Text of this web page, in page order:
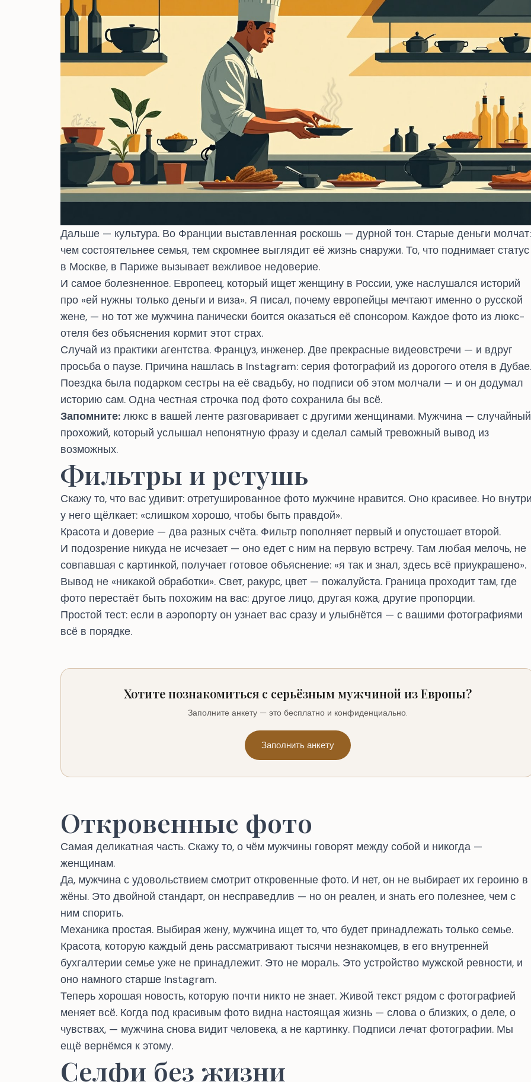
Дальше — культура. Во Франции выставленная роскошь — дурной тон. Старые деньги молчат:
чем состоятельнее семья, тем скромнее выглядит её жизнь снаружи. То, что поднимает статус
в Москве, в Париже вызывает вежливое недоверие.
И самое болезненное. Европеец, который ищет женщину в России, уже наслушался историй
про «ей нужны только деньги и виза». Я писал, почему европейцы мечтают именно о русской
жене, — но тот же мужчина панически боится оказаться её спонсором. Каждое фото из люкс-
отеля без объяснения кормит этот страх.
Случай из практики агентства. Француз, инженер. Две прекрасные видеовстречи — и вдруг
просьба о паузе. Причина нашлась в Instagram: серия фотографий из дорогого отеля в Дубае.
Поездка была подарком сестры на её свадьбу, но подписи об этом молчали — и он додумал
историю сам. Одна честная строчка под фото сохранила бы всё.
Запомните: люкс в вашей ленте разговаривает с другими женщинами. Мужчина — случайный
прохожий, который услышал непонятную фразу и сделал самый тревожный вывод из
возможных.
Фильтры и ретушь
Скажу то, что вас удивит: отретушированное фото мужчине нравится. Оно красивее. Но
у него щёлкает: «слишком хорошо, чтобы быть правдой».
Красота и доверие — два разных счёта. Фильтр пополняет первый и опустошает второй.
И подозрение никуда не исчезает — оно едет с ним на первую встречу. Там любая мелочь, не
совпавшая с картинкой, получает готовое объяснение: «я так и знал, здесь всё приукрашено».
Вывод не «никакой обработки». Свет, ракурс, цвет — пожалуйста. Граница проходит там, где
фото перестаёт быть похожим на вас: другое лицо, другая кожа, другие пропорции.
Простой тест: если в аэропорту он узнает вас сразу и улыбнётся — с вашими фотографиями
всё в порядке.
Хотите познакомиться с серьёзным мужчиной из Европы?
Заполните анкету — это бесплатно и конфиденциально.
Заполнить анкету
Откровенные фото
Самая деликатная часть. Скажу то, о чём мужчины говорят между собой и никогда —
женщинам.
Да, мужчина с удовольствием смотрит откровенные фото. И нет, он не выбирает их героиню в
жёны. Это двойной стандарт, он несправедлив — но он реален, и знать его полезнее, чем с
ним спорить.
Механика простая. Выбирая жену, мужчина ищет то, что будет принадлежать только семье.
Красота, которую каждый день рассматривают тысячи незнакомцев, в его внутренней
бухгалтерии семье уже не принадлежит. Это не мораль. Это устройство мужской ревности, и
оно намного старше Instagram.
Теперь хорошая новость, которую почти никто не знает. Живой текст рядом с фотографией
меняет всё. Когда под красивым фото видна настоящая жизнь — слова о близких, о деле, о
чувствах, — мужчина снова видит человека, а не картинку. Подписи лечат фотографии. Мы
ещё вернёмся к этому.
Селфи без жизни